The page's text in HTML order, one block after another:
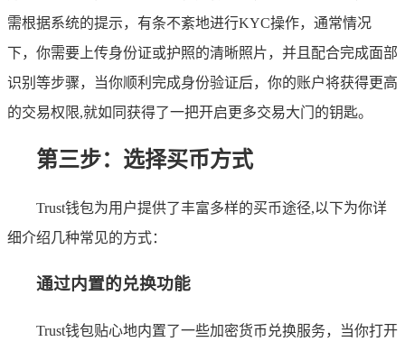
需根据系统的提示，有条不紊地进行KYC操作，通常情况
下，你需要上传身份证或护照的清晰照片，并且配合完成面部
识别等步骤，当你顺利完成身份验证后，你的账户将获得更高
的交易权限,就如同获得了一把开启更多交易大门的钥匙。
第三步：选择买币方式
Trust钱包为用户提供了丰富多样的买币途径,以下为你详
细介绍几种常见的方式：
通过内置的兑换功能
Trust钱包贴心地内置了一些加密货币兑换服务，当你打开